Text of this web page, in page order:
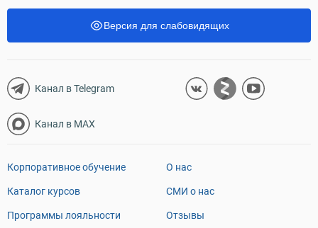
Версия для слабовидящих
Канал в Telegram
Канал в MAX
Корпоративное обучение
Каталог курсов
Программы лояльности
О нас
СМИ о нас
Отзывы